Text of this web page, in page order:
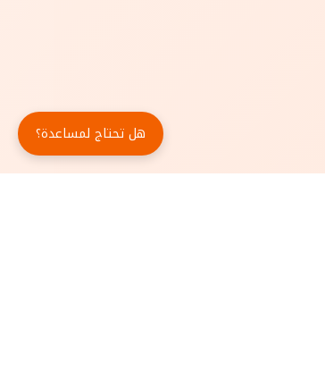
هل تحتاج لمساعدة؟